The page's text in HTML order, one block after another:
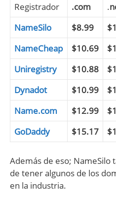
Registrador .com .
NameSilo
$8.99
NameCheap
$10.69
Uniregistry
$10.88
Dynadot
$10.99
Name.com
$12.99
GoDaddy
$15.17
Además de eso; NameSilo
de tener algunos de los
en la industria.